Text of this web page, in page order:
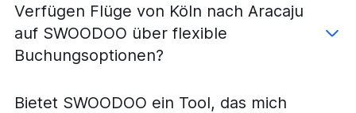
Verfügen Flüge von Köln nach Aracaju
auf SWOODOO über flexible
Buchungsoptionen?
Bietet SWOODOO ein Tool, das mich